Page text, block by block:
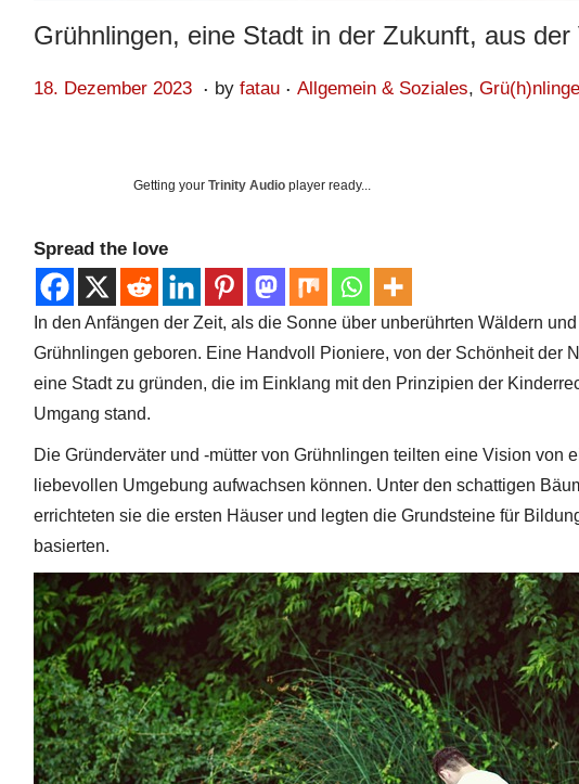
Grühnlingen, eine Stadt in der Zukunft, aus der
Posted on
18. Dezember 2023 2
A
u
t
2
0
4
. by fatau . Posted in
Allgemein & Soziales,
Getting your Trinity Audio player ready...
Spread the love
In den Anfängen der Zeit, als die Sonne über unberührten Wäldern
Grühnlingen geboren. Eine Handvoll Pioniere, von der Schönheit der
eine Stadt zu gründen, die im Einklang mit den Prinzipien der
Umgang stand.
Die Gründerväter und -mütter von Grühnlingen teilten eine Vision von
liebevollen Umgebung aufwachsen können. Unter den schattigen
errichteten sie die ersten Häuser und legten die Grundsteine für
basierten.